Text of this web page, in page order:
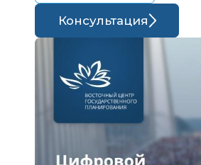
Консультация